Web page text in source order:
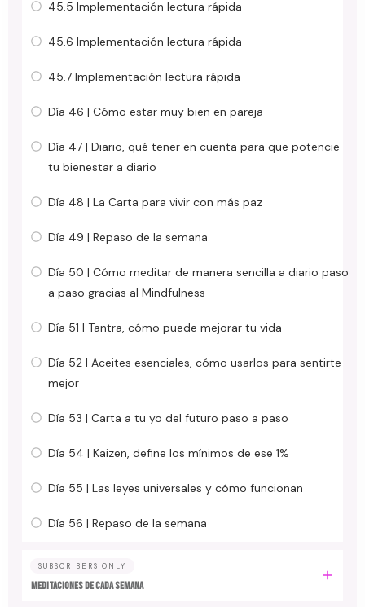
45.5 Implementación lectura rápida
45.6 Implementación lectura rápida
45.7 Implementación lectura rápida
Día 46 | Cómo estar muy bien en pareja
Día 47 | Diario, qué tener en cuenta para que potencie
tu bienestar a diario
Día 48 | La Carta para vivir con más paz
Día 49 | Repaso de la semana
Día 50 | Cómo meditar de manera sencilla a diario paso
a paso gracias al Mindfulness
Día 51 | Tantra, cómo puede mejorar tu vida
Día 52 | Aceites esenciales, cómo usarlos para sentirte
mejor
Día 53 | Carta a tu yo del futuro paso a paso
Día 54 | Kaizen, define los mínimos de ese 1%
Día 55 | Las leyes universales y cómo funcionan
Día 56 | Repaso de la semana
SUBSCRIBERS ONLY
MEDITACIONES DE CADA SEMANA